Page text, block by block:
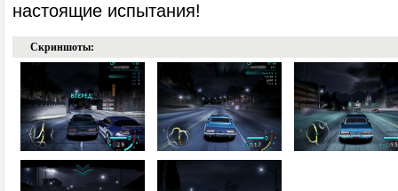
настоящие испытания!
Скриншоты: